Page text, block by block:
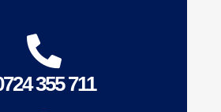
355 711